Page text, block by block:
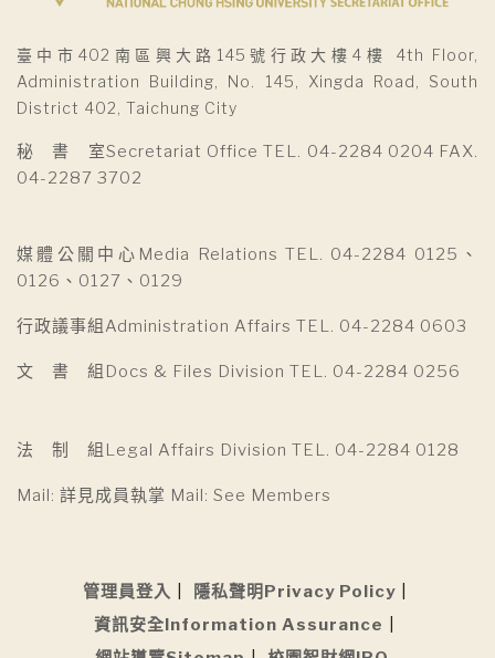
臺中市402南區興大路145號行政大樓4樓 4th Floor,
Administration Building, No. 145, Xingda Road, South
District 402, Taichung City
秘 書 室Secretariat Office TEL. 04-2284 0204 FAX.
04-2287 3702
媒體公關中心Media Relations TEL. 04-2284 0125、
0126、0127、0129
行政議事組Administration Affairs TEL. 04-2284 0603
文 書 組Docs & Files Division TEL. 04-2284 0256
法 制 組Legal Affairs Division TEL. 04-2284 0128
Mail: 詳見成員執掌 Mail: See Members
管理員登入
隱私聲明Privacy Policy
資訊安全Information Assurance